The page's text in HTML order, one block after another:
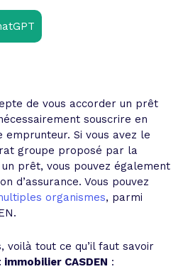
de vous accorder un prêt
souscrire en
Si vous avez le
groupe proposé par la
prêt, vous pouvez également
d’assurance. Vous pouvez
organismes, parmi
voilà tout ce qu’il faut savoir
CASDEN :